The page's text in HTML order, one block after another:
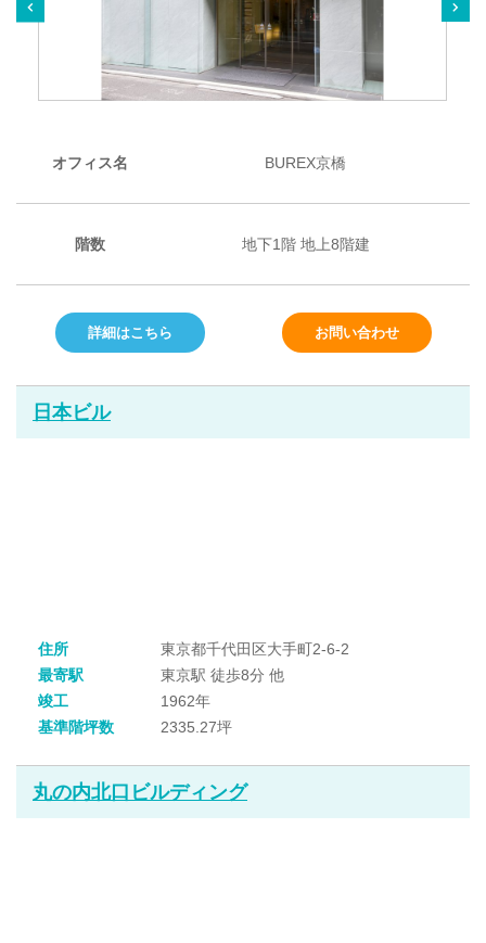
オフィス名 BUREX京橋
階数 地下1階 地上8階建
詳細はこちら お問い合わせ
日本ビル
住所
東京都千代田区大手町2-6-2
最寄駅
東京駅 徒歩8分 他
竣工
1962年
基準階坪数
2335.27坪
丸の内北口ビルディング